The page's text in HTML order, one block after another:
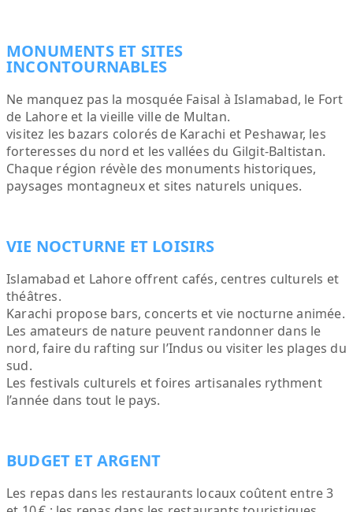
MONUMENTS ET SITES
INCONTOURNABLES
Ne manquez pas la mosquée Faisal à Islamabad, le Fort
de Lahore et la vieille ville de Multan.
visitez les bazars colorés de Karachi et Peshawar, les
forteresses du nord et les vallées du Gilgit-Baltistan.
Chaque région révèle des monuments historiques,
paysages montagneux et sites naturels uniques.
VIE NOCTURNE ET LOISIRS
Islamabad et Lahore offrent cafés, centres culturels et
théâtres.
Karachi propose bars, concerts et vie nocturne animée.
Les amateurs de nature peuvent randonner dans le
nord, faire du rafting sur l’Indus ou visiter les plages du
sud.
Les festivals culturels et foires artisanales rythment
l’année dans tout le pays.
BUDGET ET ARGENT
Les repas dans les restaurants locaux coûtent entre 3